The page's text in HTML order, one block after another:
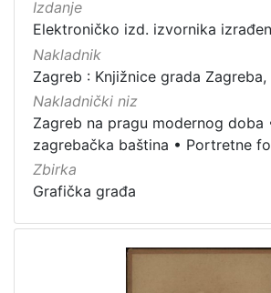
Izdanje
Elektroničko izd. izvornika
Nakladnik
Zagreb : Knjižnice grada Zagreba,
Nakladnički niz
Zagreb na pragu modernog doba
zagrebačka baština • Portretne
Zbirka
Grafička građa